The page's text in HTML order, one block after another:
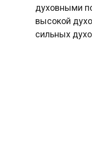
духовными
высокой
сильных